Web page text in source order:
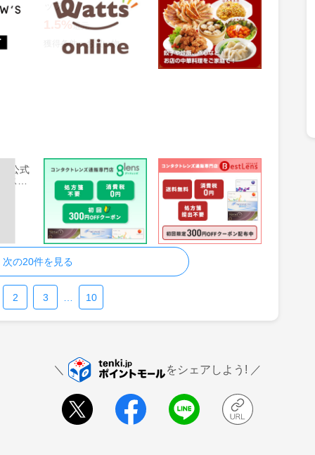
ップ
1.5%還元
獲得条件：お買い物
店の中華料理をご家庭
にお届け！【大阪王将
公式通販】
2.5%還元
獲得条件：お買い物
公式
スト
glens(グッドレンズ)
3%還元
獲得条件：お買い物
ＢｅｓｔＬｅｎｓ
3%還元
獲得条件：お買い物
次の20件を見る
2 3 10
をシェアしよう!